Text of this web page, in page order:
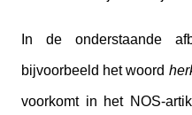
In de onderstaande
bijvoorbeeld het woord
voorkomt in het NOS-